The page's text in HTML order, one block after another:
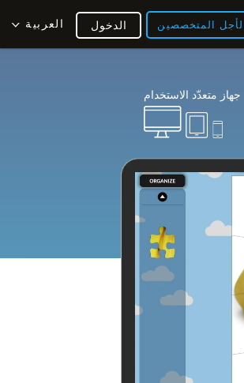
المتخصصين العربية الدخول
جهاز متعدّد الاستخدام